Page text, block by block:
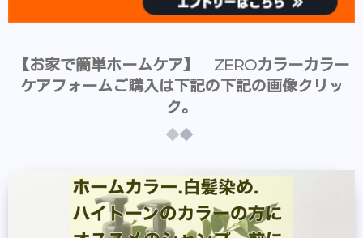
【お家で簡単ホームケア】 ZEROカラーカラー
ケアフォームご購入は下記の下記の画像クリッ
ク。